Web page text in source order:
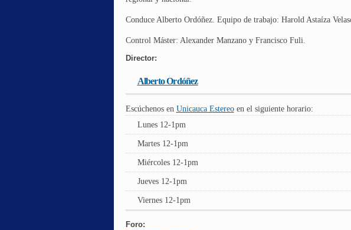
Conduce Alberto Ordóñez. Equipo de trabajo: Harold Astaíza
Control Máster: Alexander Manzano y Francisco Fuli.
Director:
Alberto Ordóñez
Escúchenos en Unicauca Estereoen el siguiente horario:
Lunes 12-1pm
Martes 12-1pm
Miércoles 12-1pm
Jueves 12-1pm
Viernes 12-1pm
Foro: